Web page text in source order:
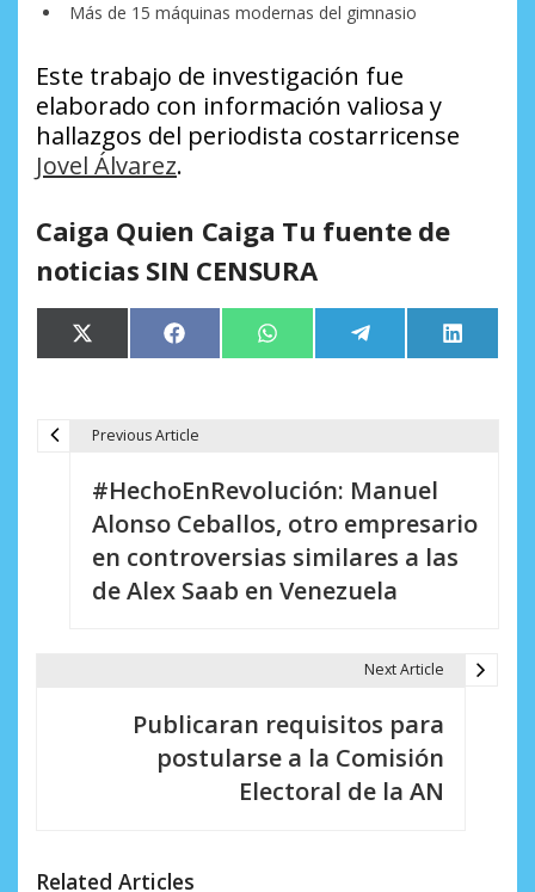
Más de 15 máquinas modernas del gimnasio
Este trabajo de investigación fue
elaborado con información valiosa y
hallazgos del periodista costarricense
Jovel Álvarez.
Caiga Quien Caiga Tu fuente de
noticias SIN CENSURA
Compartir
en
X
(Twitter)
Compartir
en
Facebook Compartir
en
WhatsApp Compartir
en
Telegram
en
LinkedIn
Previous Article
#HechoEnRevolución: Manuel
Alonso Ceballos, otro empresario
en controversias similares a las
de Alex Saab en Venezuela
Next Article
Publicaran requisitos para
postularse a la Comisión
Electoral de la AN
Related Articles